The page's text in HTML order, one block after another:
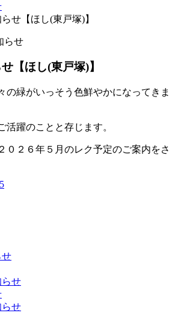
せ【ほし(東戸塚)】
らせ
【ほし(東戸塚)】
の緑がいっそう色鮮やかになってきま
活躍のことと存じます。
０２６年５月のレク予定のご案内をさ
せ
らせ
らせ